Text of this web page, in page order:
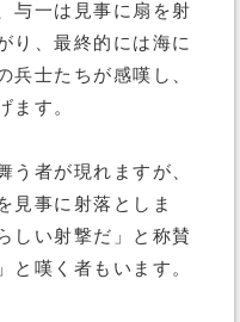
与一は見事に扇を射
り、最終的には海に
兵士たちが感嘆し、
ます。
う者が現れますが、
見事に射落としま
しい射撃だ」と称賛
と嘆く者もいます。